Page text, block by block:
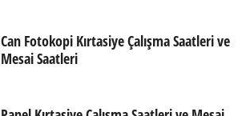
Can Fotokopi Kırtasiye Çalışma Saatleri ve
Mesai Saatleri